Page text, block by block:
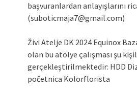
başvuranlardan anlayışlarını
(suboticmaja7@gmail.com)
Živi Atelje DK 2024 Equinox
olan bu atölye çalışması şu
gerçekleştirilmektedir: HDD
početnica Kolorflorista